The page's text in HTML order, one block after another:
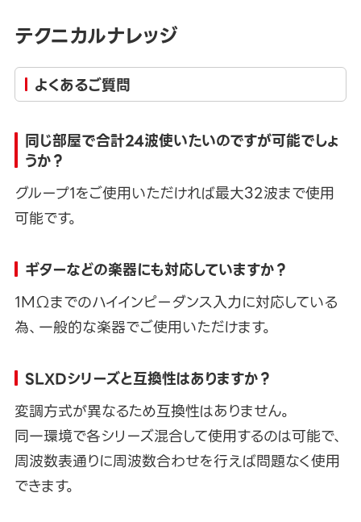
テクニカルナレッジ
よくあるご質問
同じ部屋で合計24波使いたいのですが可能でしょ
うか？
グループ1をご使用いただければ最大32波まで使用
可能です。
ギターなどの楽器にも対応していますか？
1MΩまでのハイインピーダンス入力に対応している
為、一般的な楽器でご使用いただけます。
SLXDシリーズと互換性はありますか？
変調方式が異なるため互換性はありません。
同一環境で各シリーズ混合して使用するのは可能で、
周波数表通りに周波数合わせを行えば問題なく使用
できます。